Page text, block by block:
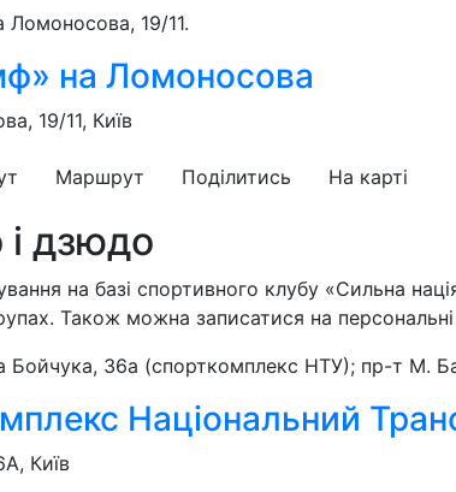
Ломоносова, 19/11.
на Ломоносова
19/11, Київ
Маршрут Поділитись На карті
дзюдо
на базі спортивного клубу «Сильна
Також можна записатися на персональні
Бойчука, 36а (спорткомплекс НТУ); пр-т М.
Національний
Київ